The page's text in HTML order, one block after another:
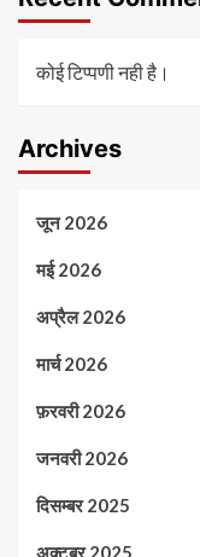
कोई टिप्पणी नही है।
Archives
जून 2026
मई 2026
अप्रैल 2026
मार्च 2026
फ़रवरी 2026
जनवरी 2026
दिसम्बर 2025
अक्टूबर 2025